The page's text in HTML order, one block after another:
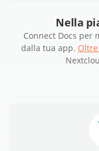
Nella
Connect Docs per
dalla tua app.